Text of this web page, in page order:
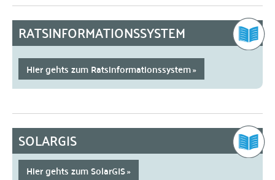
RATSINFORMATIONSSYSTEM
Hier gehts zum Ratsinformationssystem
SOLARGIS
Hier gehts zum SolarGIS